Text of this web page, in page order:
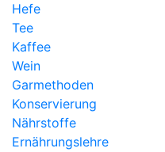
Hefe
Tee
Kaffee
Wein
Garmethoden
Konservierung
Nährstoffe
Ernährungslehre